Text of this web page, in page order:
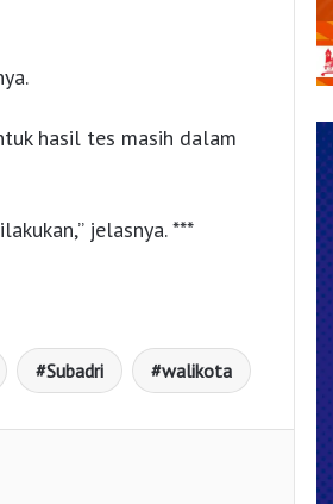
hasil tes masih dalam
jelasnya. ***
Subadri walikota